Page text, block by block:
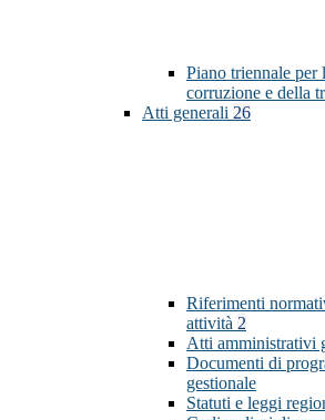
Piano triennale per
corruzione e della
Atti generali 26
Riferimenti
attività 2
Atti amministrativi
Documenti di
gestionale
Statuti e leggi